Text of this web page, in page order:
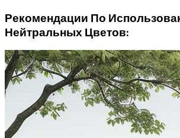
Рекомендации По
Нейтральных Цветов: